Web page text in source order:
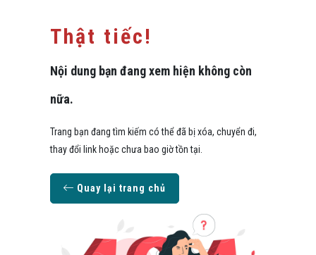
Thật tiếc!
Nội dung bạn đang xem hiện không còn
nữa.
Trang bạn đang tìm kiếm có thể đã bị xóa, chuyển đi,
thay đổi link hoặc chưa bao giờ tồn tại.
Quay lại trang chủ